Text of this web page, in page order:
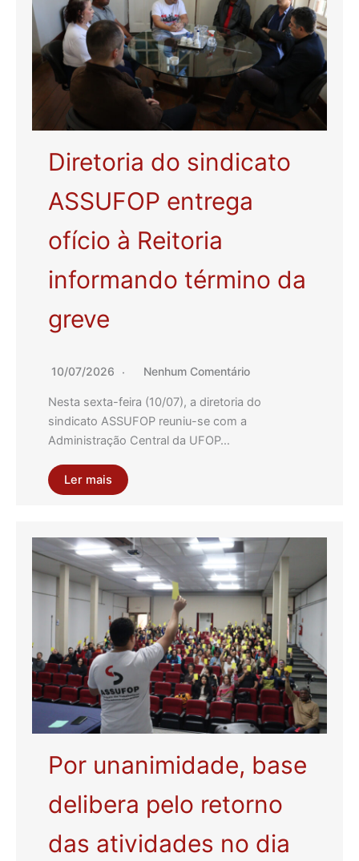
Diretoria do sindicato
ASSUFOP entrega
ofício à Reitoria
informando término da
greve
10/07/2026 Nenhum Comentário
Nesta sexta-feira (10/07), a diretoria do
sindicato ASSUFOP reuniu-se com a
Administração Central da UFOP…
Ler mais
Por unanimidade, base
delibera pelo retorno
das atividades no dia